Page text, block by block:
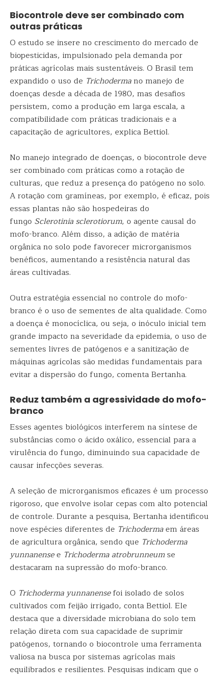
Biocontrole deve ser combinado com
outras práticas
O estudo se insere no crescimento do mercado de
biopesticidas, impulsionado pela demanda por
práticas agrícolas mais sustentáveis. O Brasil tem
expandido o uso de Trichodermano manejo de
doenças desde a década de 1980, mas desafios
persistem, como a produção em larga escala, a
compatibilidade com práticas tradicionais e a
capacitação de agricultores, explica Bettiol.
No manejo integrado de doenças, o biocontrole deve
ser combinado com práticas como a rotação de
culturas, que reduz a presença do patógeno no solo.
A rotação com gramíneas, por exemplo, é eficaz, pois
essas plantas não são hospedeiras do
fungo Sclerotinia sclerotiorum, o agente causal do
mofo-branco. Além disso, a adição de matéria
orgânica no solo pode favorecer microrganismos
benéficos, aumentando a resistência natural das
áreas cultivadas.
Outra estratégia essencial no controle do mofo-
branco é o uso de sementes de alta qualidade. Como
a doença é monocíclica, ou seja, o inóculo inicial tem
grande impacto na severidade da epidemia, o uso de
sementes livres de patógenos e a sanitização de
máquinas agrícolas são medidas fundamentais para
evitar a dispersão do fungo, comenta Bertanha.
Reduz também a agressividade do mofo-
branco
Esses agentes biológicos interferem na síntese de
substâncias como o ácido oxálico, essencial para a
virulência do fungo, diminuindo sua capacidade de
causar infecções severas.
A seleção de microrganismos eficazes é um processo
rigoroso, que envolve isolar cepas com alto potencial
de controle. Durante a pesquisa, Bertanha identificou
nove espécies diferentes de Trichodermaem áreas
de agricultura orgânica, sendo que Trichoderma
yunnanensee Trichoderma atrobrunneumse
destacaram na supressão do mofo-branco.
O Trichoderma yunnanensefoi isolado de solos
cultivados com feijão irrigado, conta Bettiol. Ele
destaca que a diversidade microbiana do solo tem
relação direta com sua capacidade de suprimir
patógenos, tornando o biocontrole uma ferramenta
valiosa na busca por sistemas agrícolas mais
equilibrados e resilientes. Pesquisas indicam que o